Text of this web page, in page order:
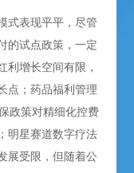
式表现平平，尽管
的试点政策，一定
利增长空间有限，
点；药品福利管理
政策对精细化控费
明星赛道数字疗法
展受限，但随着公